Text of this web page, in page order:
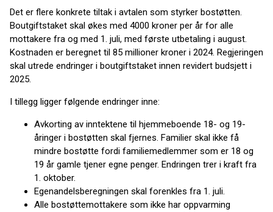
Det er flere konkrete tiltak i avtalen som styrker bostøtten.
Boutgiftstaket skal økes med 4000 kroner per år for alle
mottakere fra og med 1. juli, med første utbetaling i august.
Kostnaden er beregnet til 85 millioner kroner i 2024. Regjeringen
skal utrede endringer i boutgiftstaket innen revidert budsjett i
2025.
I tillegg ligger følgende endringer inne:
Avkorting av inntektene til hjemmeboende 18- og 19-
åringer i bostøtten skal fjernes. Familier skal ikke få
mindre bostøtte fordi familiemedlemmer som er 18 og
19 år gamle tjener egne penger. Endringen trer i kraft fra
1. oktober.
Egenandelsberegningen skal forenkles fra 1. juli.
Alle bostøttemottakere som ikke har oppvarming